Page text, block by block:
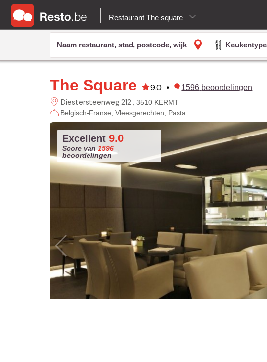
Restaurant The square
Keukentype
The Square 9.0 • 1596 beoordelingen
Diestersteenweg 212
3510 KERMT
Belgisch-Franse Vleesgerechten Pasta
Excellent 9.0
Score van 1596
beoordelingen